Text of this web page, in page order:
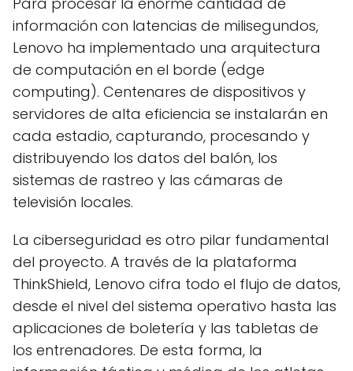
información con latencias de milisegundos,
Lenovo ha implementado una arquitectura
de computación en el borde (edge
computing). Centenares de dispositivos y
servidores de alta eficiencia se instalarán en
cada estadio, capturando, procesando y
distribuyendo los datos del balón, los
sistemas de rastreo y las cámaras de
televisión locales.
La ciberseguridad es otro pilar fundamental
del proyecto. A través de la plataforma
ThinkShield, Lenovo cifra todo el flujo de datos,
desde el nivel del sistema operativo hasta las
aplicaciones de boletería y las tabletas de
los entrenadores. De esta forma, la